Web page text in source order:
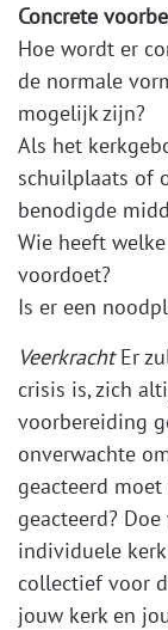
Concrete
Hoe wordt er
de normale
mogelijk zijn?
Als het
schuilplaats of
benodigde
Wie heeft
voordoet?
Is er een
VeerkrachtEr
crisis is, zich
voorbereiding
onverwachte
geacteerd
geacteerd?
individuele
collectief voor
jouw kerk en